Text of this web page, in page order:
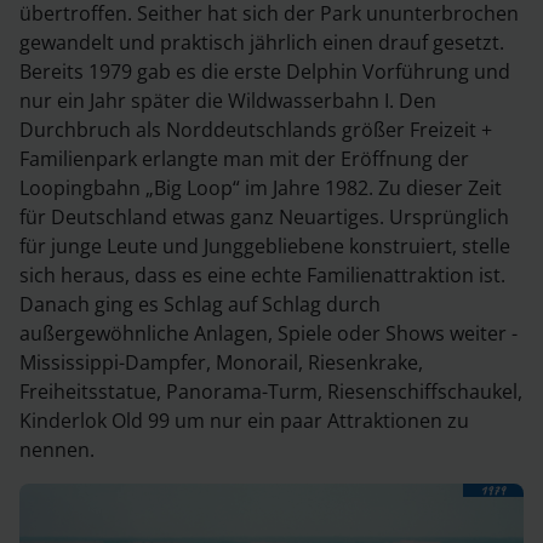
übertroffen. Seither hat sich der Park ununterbrochen
gewandelt und praktisch jährlich einen drauf gesetzt.
Bereits 1979 gab es die erste Delphin Vorführung und
nur ein Jahr später die Wildwasserbahn I. Den
Durchbruch als Norddeutschlands größer Freizeit +
Familienpark erlangte man mit der Eröffnung der
Loopingbahn „Big Loop“ im Jahre 1982. Zu dieser Zeit
für Deutschland etwas ganz Neuartiges. Ursprünglich
für junge Leute und Junggebliebene konstruiert, stelle
sich heraus, dass es eine echte Familienattraktion ist.
Danach ging es Schlag auf Schlag durch
außergewöhnliche Anlagen, Spiele oder Shows weiter -
Mississippi-Dampfer, Monorail, Riesenkrake,
Freiheitsstatue, Panorama-Turm, Riesenschiffschaukel,
Kinderlok Old 99 um nur ein paar Attraktionen zu
nennen.